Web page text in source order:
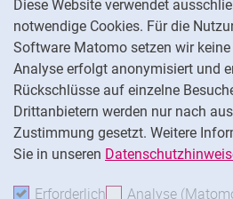
Diese Website verwendet
notwendige Cookies. Für die
Software Matomo setzen wir keine
Analyse erfolgt anonymisiert und
Rückschlüsse auf einzelne
Drittanbietern werden nur nach
Zustimmung gesetzt. Weitere
Sie in unseren
Erforderlich Erforderliche
Analyse
Transparenter KI-Einsatz
Impressum
Externer Link: Universität Kassel auf
Facebook (öffnet neues Fenster)
Externer Link: Universität Kassel auf
Youtube(öffnet neues Fenster)
Externer Link: Universität Kassel auf
Instagram (öffnet neues Fenster)